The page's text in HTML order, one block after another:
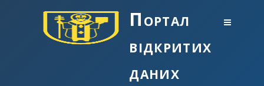
Портал
відкритих
даних